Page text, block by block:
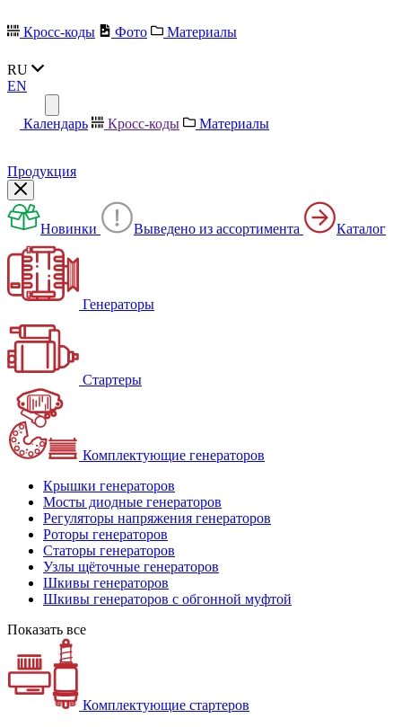
Кросс-коды Фото Материалы
RU
EN
Календарь Кросс-коды Материалы
Продукция
Новинки Выведено из ассортимента Каталог
Генераторы
Стартеры
Комплектующие генераторов
Крышки генераторов
Мосты диодные генераторов
Регуляторы напряжения генераторов
Роторы генераторов
Статоры генераторов
Узлы щёточные генераторов
Шкивы генераторов
Шкивы генераторов с обгонной муфтой
Показать все
Комплектующие стартеров